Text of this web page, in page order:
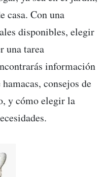
casa. Con una
disponibles, elegir
una tarea
información
consejos de
y cómo elegir la